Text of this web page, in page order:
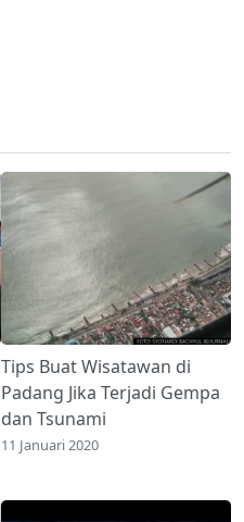
Tips Buat Wisatawan di
Padang Jika Terjadi Gempa
dan Tsunami
11 Januari 2020